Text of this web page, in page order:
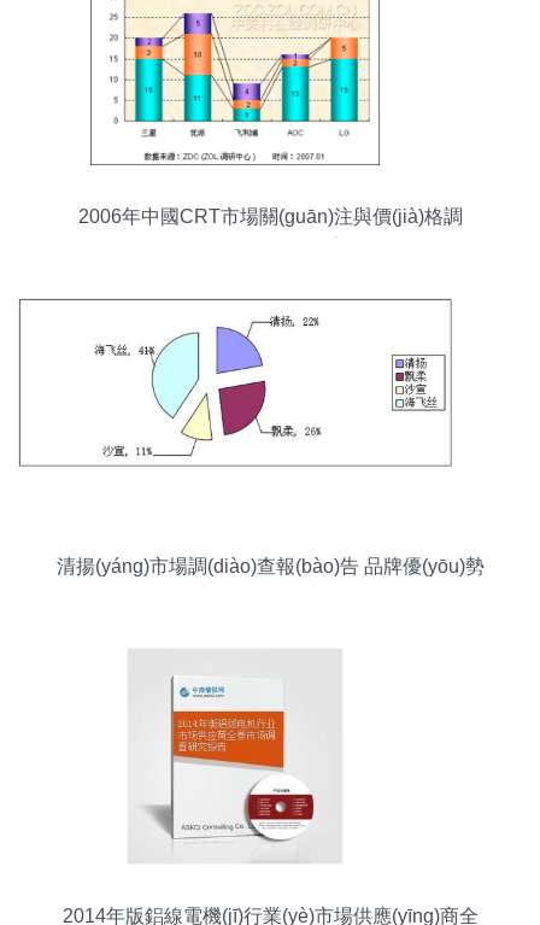
2006年中國CRT市場關(guān)注與價(jià)格調
清揚(yáng)市場調(diào)查報(bào)告 品牌優(yōu)勢
2014年版鋁線電機(jī)行業(yè)市場供應(yīng)商全